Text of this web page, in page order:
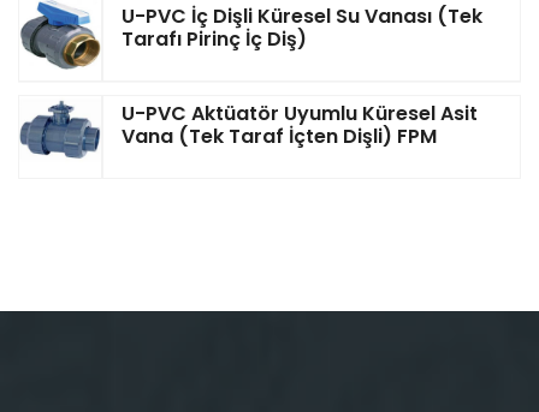
U-PVC İç Dişli Küresel Su Vanası (Tek
Tarafı Pirinç İç Diş)
U-PVC Aktüatör Uyumlu Küresel Asit
Vana (Tek Taraf İçten Dişli) FPM